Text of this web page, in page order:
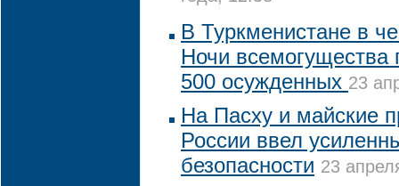
В Туркменистане в
Ночи
500 осужденных 23
На Пасху и майские
России ввел
безопасности 23